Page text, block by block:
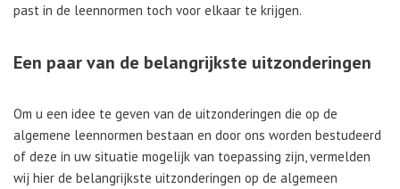
past in de leennormen toch voor elkaar te krijgen.
Een paar van de belangrijkste uitzonderingen
Om u een idee te geven van de uitzonderingen die op de
algemene leennormen bestaan en door ons worden bestudeerd
of deze in uw situatie mogelijk van toepassing zijn, vermelden
wij hier de belangrijkste uitzonderingen op de algemeen